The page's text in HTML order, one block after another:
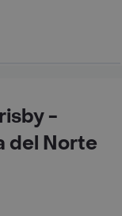
-
del Norte